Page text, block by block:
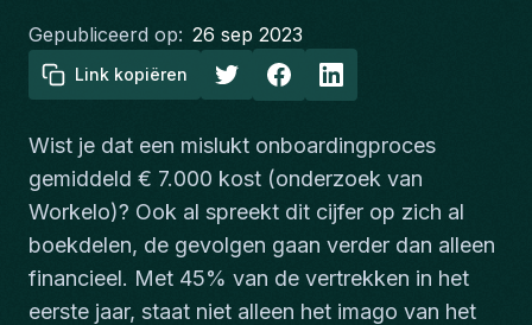
Gepubliceerd op: 26 sep 2023
Link kopiëren
Wist je dat een mislukt onboardingproces
gemiddeld € 7.000 kost (onderzoek van
Workelo)? Ook al spreekt dit cijfer op zich al
boekdelen, de gevolgen gaan verder dan alleen
financieel. Met 45% van de vertrekken in het
eerste jaar, staat niet alleen het imago van het